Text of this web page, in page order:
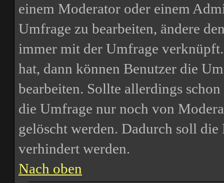
einem Moderator oder einem
Umfrage zu bearbeiten, ändere
immer mit der Umfrage
hat, dann können Benutzer die
bearbeiten. Sollte allerdings
die Umfrage nur noch von
gelöscht werden. Dadurch soll
verhindert werden.
Nach oben